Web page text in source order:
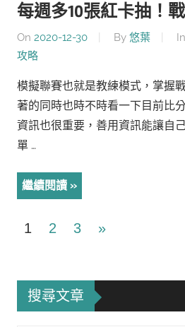
每週多10張紅卡抽！
On 2020-12-30 By 悠葉 In
攻略
模擬聯賽也就是教練模式，掌握
著的同時也時不時看一下目前比
資訊也很重要，善用資訊能讓自
單 …
繼續閱讀
文
導
覽
1 2 3
Next
»
搜尋文章